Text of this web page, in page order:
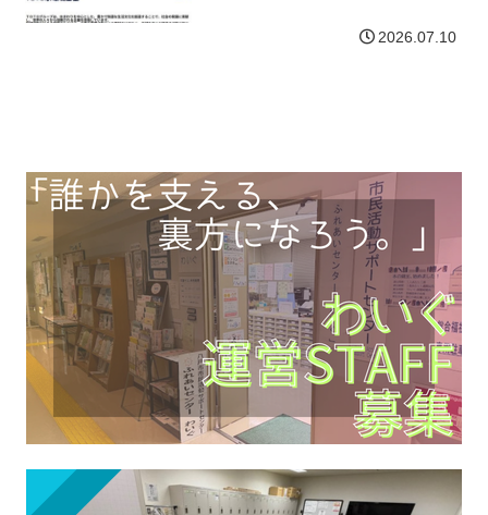
企業の事業活動による貢献だけでなく、
2026.07.10